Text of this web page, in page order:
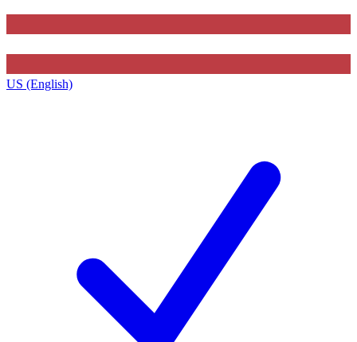
US (English)